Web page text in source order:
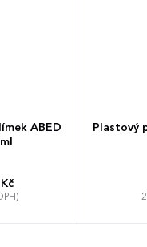
ABED
Plastový